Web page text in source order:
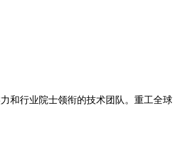
和行业院士领衔的技术团队。重工全球